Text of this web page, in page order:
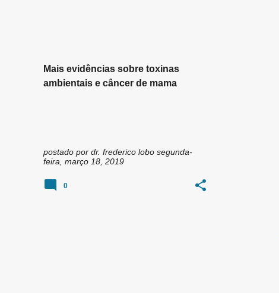
Mais evidências sobre toxinas
ambientais e câncer de mama
postado por dr. frederico lobo segunda-
feira, março 18, 2019
0